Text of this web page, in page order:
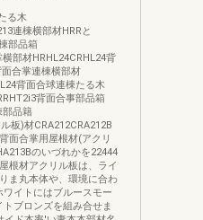
る木
連棟横部材HRRと
部品箱
横部材HRHL24CRHL24背
合掌連棟横部材
背面合球連棟たる木
背面合事部品箱
部品籍
板)材CRA212CRA212B
面合掌用屋根材(アクリ
のいづれかを22444
根材アクリル板は、ライ
ま丸本体や、環境に合わ
イトにはブルースモー
ブロンズを組み合せま